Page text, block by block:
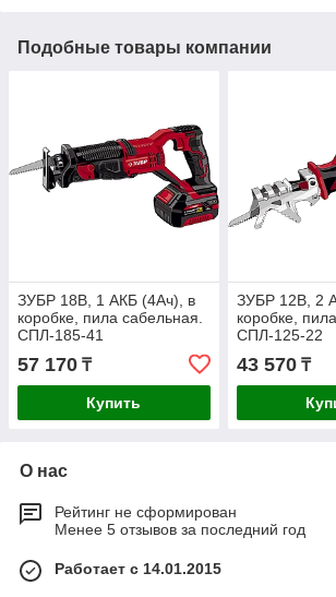
Подобные товары компании
ЗУБР 18В, 1 АКБ (4Ач), в
коробке, пила сабельная.
СПЛ-185-41
57 170 ₸
Купить
ЗУБР 12В, 2
коробке,
СПЛ-125-22
43 570₸
О нас
Рейтинг не сформирован
Менее 5 отзывов за последний год
Работает с 14.01.2015